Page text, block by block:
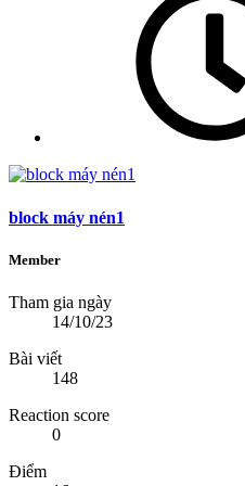
block máy nén1
Member
Tham gia ngày
14/10/23
Bài viết
148
Reaction score
0
Điểm